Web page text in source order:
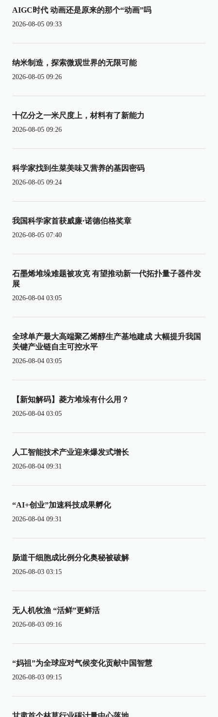
AIGC时代 动画还是原来的那个“动画”吗
2026-08-05 09:33
纳米制造，探索微观世界的无限可能
2026-08-05 09:26
十亿分之一米尺度上，材料有了新能力
2026-08-05 09:26
科学家找到生菜美味又营养的基因密码
2026-08-05 09:24
我国科学家首获威廉·诺德伯格奖章
2026-08-05 07:40
石墨烯堆垛难题被攻克 有望推动新一代拓扑量子器件发
展
2026-08-04 03:05
全球单产最大高端聚乙烯醇生产基地建成 大幅提升我国
关键产业链自主可控水平
2026-08-04 03:05
【新知解码】菱方堆垛有什么用？
2026-08-04 03:05
人工智能技术产业迎来爆发式增长
2026-08-04 09:31
“AI+创业”加速科技成果孵化
2026-08-04 09:31
肠道干细胞成比例分化奥秘被破解
2026-08-03 03:15
无人机牧渔 “活鲜”更鲜活
2026-08-03 09:16
“妈祖”为全球应对气候变化贡献中国智慧
2026-08-03 09:15